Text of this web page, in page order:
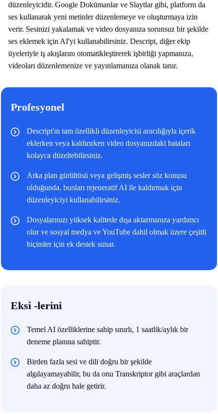
düzenleyicidir. Google Dokümanlar ve Slaytlar gibi, platform da
ses kullanarak yeni metinler düzenlemeye ve oluşturmaya izin
verir. Sesinizi yakalamak ve video dosyanıza sorunsuz bir şekilde
ses eklemek için AI'yi kullanabilirsiniz. Descript, diğer ekip
üyeleriyle iş akışlarını otomatikleştirerek işbirliği yapmanıza,
videoları düzenlemenize ve yayınlamanıza olanak tanır.
Profesyonel
Descript'ın tam özellikli düzenleyicisi aracılığıyla içerik
eklerken veya kaldırırken video dosyanızdaki hataları
kolayca düzeltebilirsiniz.
Arka plan gürültüsü veya gelişmiş sesler söz konusu
olduğunda, bunları rejeneratif AI ile kaldırmak için
düzenleyiciyi kullanabilirsiniz.
Dosyalarınızı yüksek kalitede dışa aktarmanıza yardımcı
olur ve sosyal medya ve YouTube dahil olmak üzere çeşitli
biçimler için ek destek sunar.
Eksi -lerini
Temel AI özelliklerine sahip sınırlı, 1 saatlik/aylık bir
deneme planına sahiptir.
Birden fazla sesi ve dili doğru bir şekilde
algılayamayabilir, bu da onu Transkriptor gibi araçlardan
daha az doğru hale getirir.